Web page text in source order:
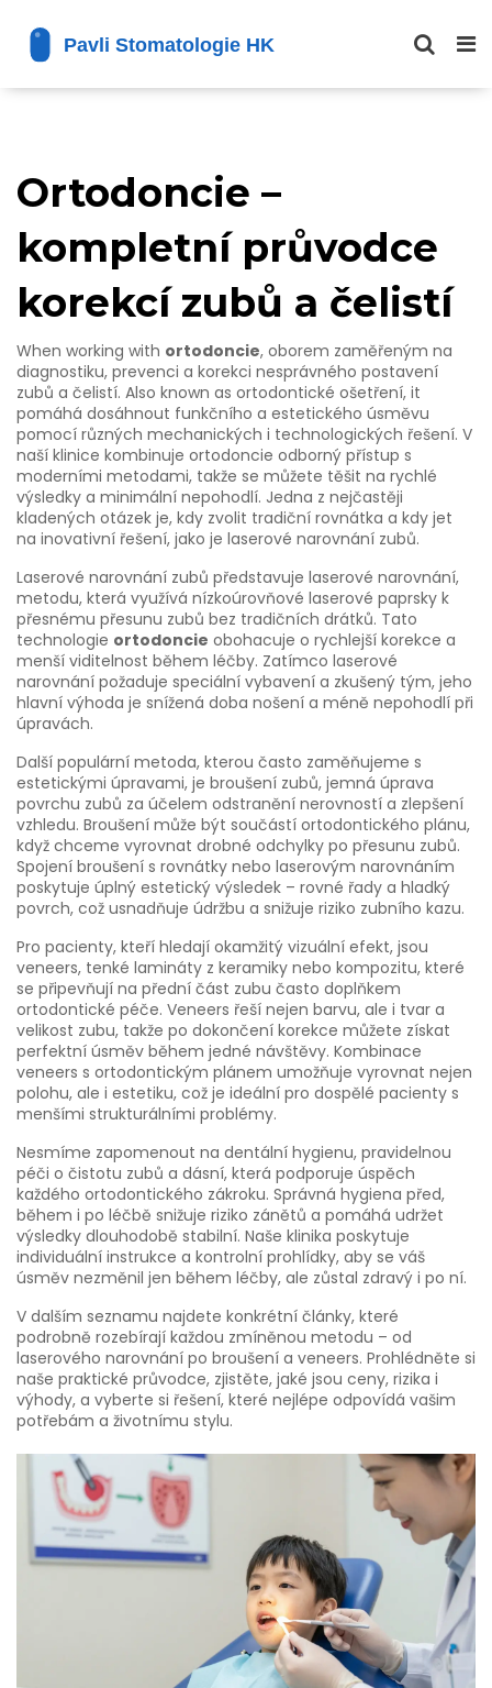
Ortodoncie –
kompletní průvodce
korekcí zubů a čelistí
When working with ortodoncie, oborem zaměřeným na
diagnostiku, prevenci a korekci nesprávného postavení
zubů a čelistí. Also known as ortodontické ošetření, it
pomáhá dosáhnout funkčního a estetického úsměvu
pomocí různých mechanických i technologických řešení. V
naší klinice kombinuje ortodoncie odborný přístup s
moderními metodami, takže se můžete těšit na rychlé
výsledky a minimální nepohodlí. Jedna z nejčastěji
kladených otázek je, kdy zvolit tradiční rovnátka a kdy jet
na inovativní řešení, jako je laserové narovnání zubů.
Laserové narovnání zubů představuje laserové narovnání,
metodu, která využívá nízkoúrovňové laserové paprsky k
přesnému přesunu zubů bez tradičních drátků. Tato
technologie ortodoncie obohacuje o rychlejší korekce a
menší viditelnost během léčby. Zatímco laserové
narovnání požaduje speciální vybavení a zkušený tým, jeho
hlavní výhoda je snížená doba nošení a méně nepohodlí při
úpravách.
Další populární metoda, kterou často zaměňujeme s
estetickými úpravami, je broušení zubů, jemná úprava
povrchu zubů za účelem odstranění nerovností a zlepšení
vzhledu. Broušení může být součástí ortodontického plánu,
když chceme vyrovnat drobné odchylky po přesunu zubů.
Spojení broušení s rovnátky nebo laserovým narovnáním
poskytuje úplný estetický výsledek – rovné řady a hladký
povrch, což usnadňuje údržbu a snižuje riziko zubního kazu.
Pro pacienty, kteří hledají okamžitý vizuální efekt, jsou
veneers, tenké lamináty z keramiky nebo kompozitu, které
se připevňují na přední část zubu často doplňkem
ortodontické péče. Veneers řeší nejen barvu, ale i tvar a
velikost zubu, takže po dokončení korekce můžete získat
perfektní úsměv během jedné návštěvy. Kombinace
veneers s ortodontickým plánem umožňuje vyrovnat nejen
polohu, ale i estetiku, což je ideální pro dospělé pacienty s
menšími strukturálními problémy.
Nesmíme zapomenout na dentální hygienu, pravidelnou
péči o čistotu zubů a dásní, která podporuje úspěch
každého ortodontického zákroku. Správná hygiena před,
během i po léčbě snižuje riziko zánětů a pomáhá udržet
výsledky dlouhodobě stabilní. Naše klinika poskytuje
individuální instrukce a kontrolní prohlídky, aby se váš
úsměv nezměnil jen během léčby, ale zůstal zdravý i po ní.
V dalším seznamu najdete konkrétní články, které
podrobně rozebírají každou zmíněnou metodu – od
laserového narovnání po broušení a veneers. Prohlédněte si
naše praktické průvodce, zjistěte, jaké jsou ceny, rizika i
výhody, a vyberte si řešení, které nejlépe odpovídá vašim
potřebám a životnímu stylu.